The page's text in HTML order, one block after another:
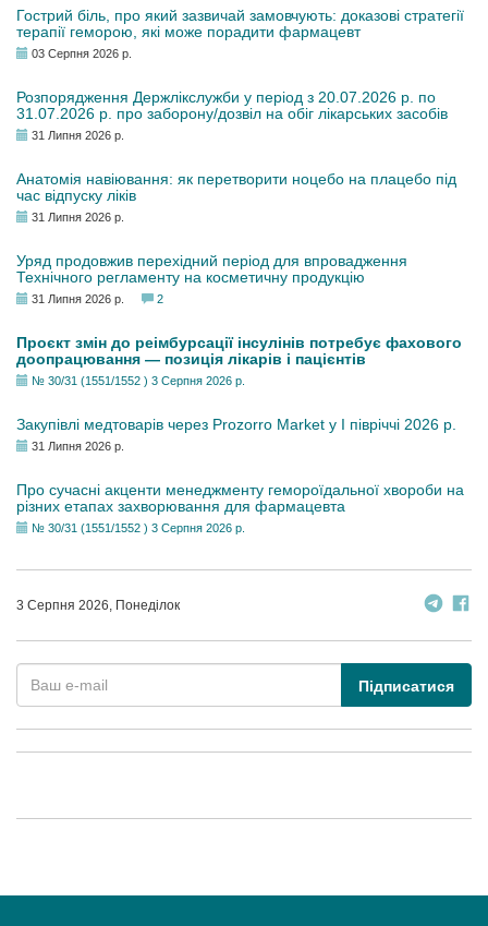
Гострий біль, про який зазвичай замовчують: доказові стратегії
терапії геморою, які може порадити фармацевт
03 Серпня 2026 р.
Розпорядження Держлікслужби у період з 20.07.2026 р. по
31.07.2026 р. про заборону/дозвіл на обіг лікарських засобів
31 Липня 2026 р.
Анатомія навіювання: як перетворити ноцебо на плацебо під
час відпуску ліків
31 Липня 2026 р.
Уряд продовжив перехідний період для впровадження
Технічного регламенту на косметичну продукцію
31 Липня 2026 р. 2
Проєкт змін до реімбурсації інсулінів потребує фахового
доопрацювання — позиція лікарів і пацієнтів
№ 30/31 (1551/1552 ) 3 Серпня 2026 р.
Закупівлі медтоварів через Prozorro Market у I півріччі 2026 р.
31 Липня 2026 р.
Про сучасні акценти менеджменту гемороїдальної хвороби на
різних етапах захворювання для фармацевта
№ 30/31 (1551/1552 ) 3 Серпня 2026 р.
3 Серпня 2026, Понеділок
Підписатися